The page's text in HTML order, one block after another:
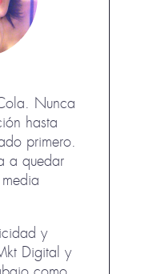
Nunca
hasta
primero.
a quedar
y
Digital y